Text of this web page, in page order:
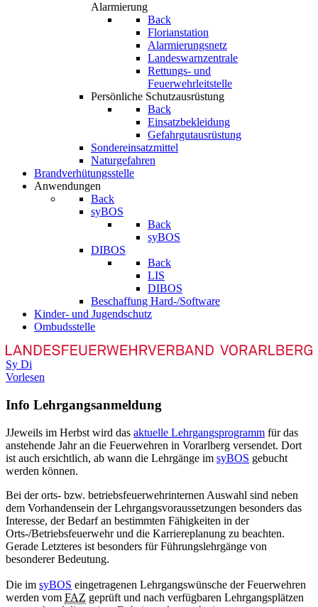
Alarmierung
Back
Florianstation
Alarmierungsnetz
Landeswarnzentrale
Rettungs- und
Feuerwehrleitstelle
Persönliche Schutzausrüstung
Back
Einsatzbekleidung
Gefahrgutausrüstung
Sondereinsatzmittel
Naturgefahren
Brandverhütungsstelle
Anwendungen
Back
syBOS
Back
syBOS
DIBOS
Back
LIS
DIBOS
Beschaffung Hard-/Software
Kinder- und Jugendschutz
Ombudsstelle
Sy Di
Vorlesen
Info Lehrgangsanmeldung
JJeweils im Herbst wird das aktuelle Lehrgangsprogramm für das
anstehende Jahr an die Feuerwehren in Vorarlberg versendet. Dort
ist auch ersichtlich, ab wann die Lehrgänge im syBOS gebucht
werden können.
Bei der orts- bzw. betriebsfeuerwehrinternen Auswahl sind neben
dem Vorhandensein der Lehrgangsvoraussetzungen besonders das
Interesse, der Bedarf an bestimmten Fähigkeiten in der
Orts-/Betriebsfeuerwehr und die Karriereplanung zu beachten.
Gerade Letzteres ist besonders für Führungslehrgänge von
besonderer Bedeutung.
Die im syBOS eingetragenen Lehrgangswünsche der Feuerwehren
werden vom FAZ geprüft und nach verfügbaren Lehrgangsplätzen